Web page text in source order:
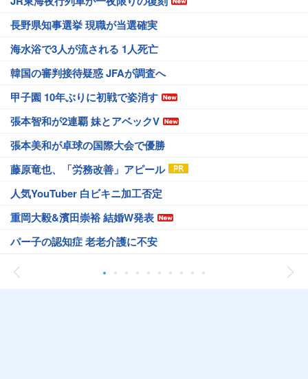
長野県知事選挙 現職が当選確実
海水浴で3人が流される 1人死亡
韓国の審判接待疑惑 JFAが調査へ
甲子園 10年ぶりに初戦で姿消す
張本智和が2連覇 妹とアベックV
張本美和が卓球の国際大会で優勝
藤原竜也、「労務改善」アピール
人気YouTuber 白ビキニ加工否定
重岡大毅&濱田崇裕 結婚W発表
パー子の認知症 老老介護に不安